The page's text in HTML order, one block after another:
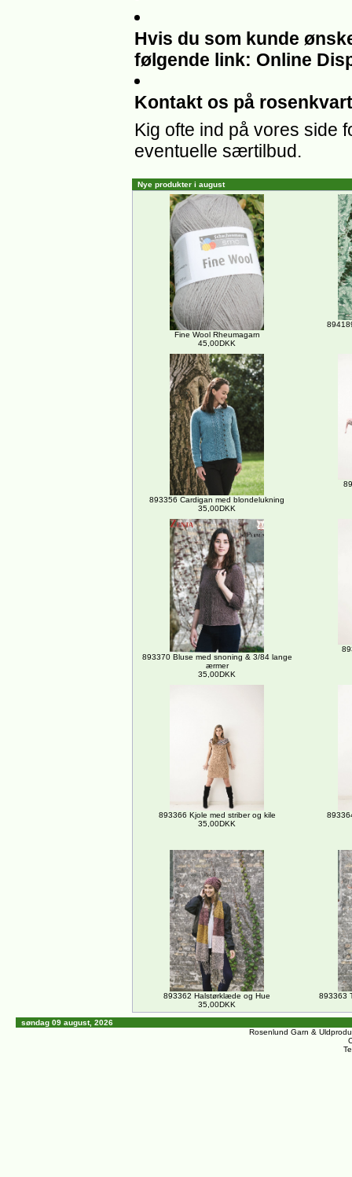
Hvis du som kunde
følgende link: Online
Kontakt os på
Kig ofte ind på vores side
eventuelle særtilbud.
Nye produkter i august
Fine Wool Rheumagarn
45,00DKK
893356 Cardigan med blondelukning
35,00DKK
893370 Bluse med snoning & 3/84 lange
ærmer
35,00DKK
893366 Kjole med striber og kile
35,00DKK
893362 Halstørklæde og Hue
35,00DKK
893363
søndag 09 august, 2026
Rosenlund Garn &